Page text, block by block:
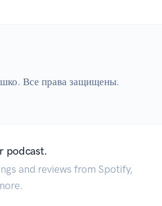
Все права защищены.
podcast.
and reviews from Spotify,